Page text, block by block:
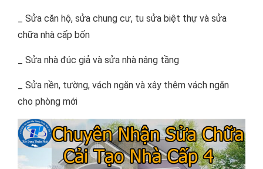
_ Sửa căn hộ, sửa chung cư, tu sửa biệt thự và sửa
chữa nhà cấp bốn
_ Sửa nhà đúc giả và sửa nhà nâng tầng
_ Sửa nền, tường, vách ngăn và xây thêm vách ngăn
cho phòng mới